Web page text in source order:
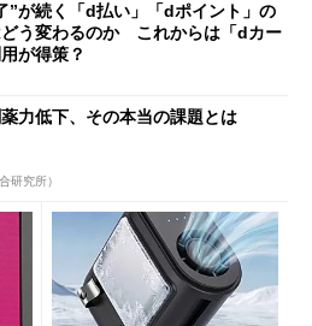
”が続く「d払い」「dポイント」の
どう変わるのか これからは「dカー
が得策？
力低下、その本当の課題とは
研究所）